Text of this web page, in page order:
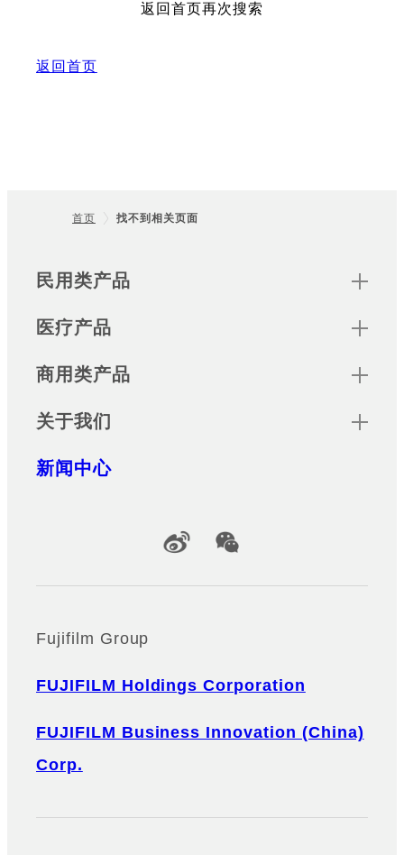
返回首页再次搜索
返回首页
首页 找不到相关页面
Sitemap
民用类产品
医疗产品
商用类产品
关于我们
新闻中心
Official Social Media Accounts
Fujifilm Group
FUJIFILM Holdings Corporation
FUJIFILM Business Innovation (China)
Corp.